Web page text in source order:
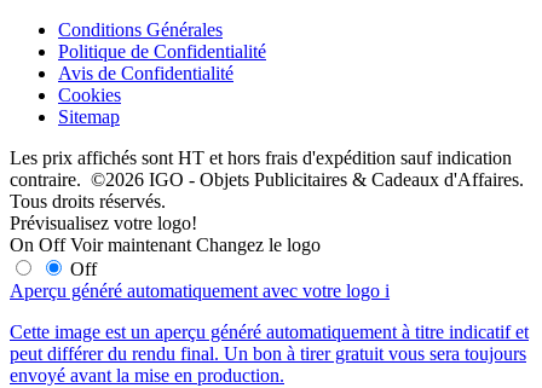
Conditions Générales
Politique de Confidentialité
Avis de Confidentialité
Cookies
Sitemap
Les prix affichés sont HT et hors frais d'expédition sauf indication
contraire. ©2026 IGO - Objets Publicitaires & Cadeaux d'Affaires.
Tous droits réservés.
Prévisualisez votre logo!
On Off Voir maintenant Changez le logo
Off
Aperçu généré automatiquement avec votre logo i
Cette image est un aperçu généré automatiquement à titre indicatif et
peut différer du rendu final. Un bon à tirer gratuit vous sera toujours
envoyé avant la mise en production.